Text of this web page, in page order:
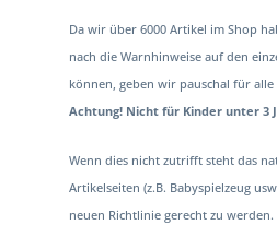
Da wir über 6000 Artikel im Shop
nach die Warnhinweise auf den
können, geben wir pauschal für alle
Achtung! Nicht für Kinder unter 3
Wenn dies nicht zutrifft steht das
Artikelseiten (z.B. Babyspielzeug
neuen Richtlinie gerecht zu werden.